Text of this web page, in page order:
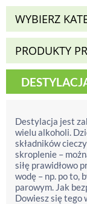
WYBIERZ
PRODUKTY
Destylacja jest
wielu alkoholi.
składników
skroplenie –
siłę prawidłowo
wodę – np. po to,
parowym. Jak
Dowiesz się tego